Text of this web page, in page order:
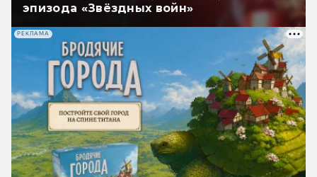
эпизода «Звёздных войн»
РЕКЛАМА